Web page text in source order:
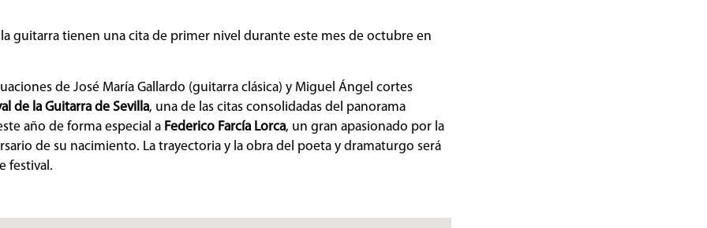
guitarra tienen una cita de primer nivel durante este mes de octubre en
de José María Gallardo (guitarra clásica) y Miguel Ángel cortes
de la Guitarra de Sevilla, una de las citas consolidadas del panorama
año de forma especial a Federico Farcía Lorca, un gran apasionado por la
de su nacimiento. La trayectoria y la obra del poeta y dramaturgo será
festival.